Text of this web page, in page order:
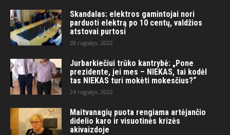
Skandalas: elektros gamintojai nori
parduoti elektrą po 10 centų, valdžios
atstovai purtosi
28 rugsėjo, 2022
Jurbarkiečiui trūko kantrybė: „Pone
prezidente, jei mes – NIEKAS, tai kodėl
tas NIEKAS turi mokėti mokesčius?“
24 rugsėjo, 2022
Maitvanagių puota rengiama artėjančio
didelio karo ir visuotinės krizės
akivaizdoje